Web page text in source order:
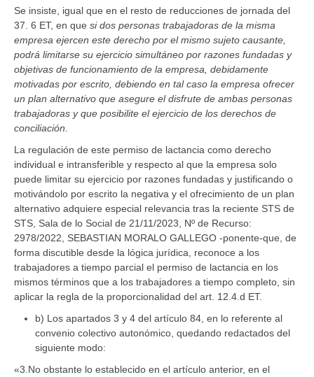
Se insiste, igual que en el resto de reducciones de jornada del
37. 6 ET, en que si dos personas trabajadoras de la misma
empresa ejercen este derecho por el mismo sujeto causante,
podrá limitarse su ejercicio simultáneo por razones fundadas y
objetivas de funcionamiento de la empresa, debidamente
motivadas por escrito, debiendo en tal caso la empresa ofrecer
un plan alternativo que asegure el disfrute de ambas personas
trabajadoras y que posibilite el ejercicio de los derechos de
conciliación.
La regulación de este permiso de lactancia como derecho
individual e intransferible y respecto al que la empresa solo
puede limitar su ejercicio por razones fundadas y justificando o
motivándolo por escrito la negativa y el ofrecimiento de un plan
alternativo adquiere especial relevancia tras la reciente STS de
STS, Sala de lo Social de 21/11/2023, Nº de Recurso:
2978/2022, SEBASTIAN MORALO GALLEGO -ponente-que, de
forma discutible desde la lógica jurídica, reconoce a los
trabajadores a tiempo parcial el permiso de lactancia en los
mismos términos que a los trabajadores a tiempo completo, sin
aplicar la regla de la proporcionalidad del art. 12.4.d ET.
b) Los apartados 3 y 4 del artículo 84, en lo referente al
convenio colectivo autonómico, quedando redactados del
siguiente modo:
«3.No obstante lo establecido en el artículo anterior, en el